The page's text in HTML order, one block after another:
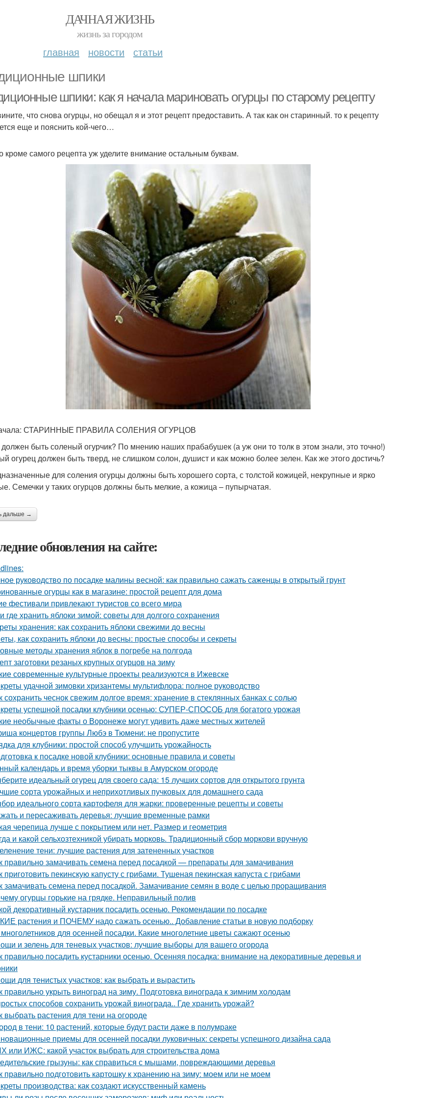
ДАЧНАЯ ЖИЗНЬ
жизнь за городом
главная новости статьи
шпики
шпики: как я начала мариновать огурцы по старому рецепту
что снова огурцы, но обещал я и этот рецепт предоставить. А так как он старинный. то к рецепту
еще и пояснить кой-чего…
кроме самого рецепта уж уделите внимание остальным буквам.
СТАРИННЫЕ ПРАВИЛА СОЛЕНИЯ ОГУРЦОВ
быть соленый огурчик? По мнению наших прабабушек (а уж они то толк в этом знали, это точно!)
огурец должен быть тверд, не слишком солон, душист и как можно более зелен. Как же этого достичь?
для соления огурцы должны быть хорошего сорта, с толстой кожицей, некрупные и ярко
Семечки у таких огурцов должны быть мелкие, а кожица – пупырчатая.
дальше →
обновления на сайте:
руководство по посадке малины весной: как правильно сажать саженцы в открытый грунт
огурцы как в магазине: простой рецепт для дома
фестивали привлекают туристов со всего мира
где хранить яблоки зимой: советы для долгого сохранения
хранения: как сохранить яблоки свежими до весны
как сохранить яблоки до весны: простые способы и секреты
методы хранения яблок в погребе на полгода
заготовки резаных крупных огурцов на зиму
современные культурные проекты реализуются в Ижевске
удачной зимовки хризантемы мультифлора: полное руководство
сохранить чеснок свежим долгое время: хранение в стеклянных банках с солью
успешной посадки клубники осенью: СУПЕР-СПОСОБ для богатого урожая
необычные факты о Воронеже могут удивить даже местных жителей
концертов группы Любэ в Тюмени: не пропустите
для клубники: простой способ улучшить урожайность
к посадке новой клубники: основные правила и советы
календарь и время уборки тыквы в Амурском огороде
идеальный огурец для своего сада: 15 лучших сортов для открытого грунта
сорта урожайных и неприхотливых пучковых для домашнего сада
идеального сорта картофеля для жарки: проверенные рецепты и советы
и пересаживать деревья: лучшие временные рамки
черепица лучше с покрытием или нет. Размер и геометрия
и какой сельхозтехникой убирать морковь. Традиционный сбор моркови вручную
тени: лучшие растения для затененных участков
правильно замачивать семена перед посадкой — препараты для замачивания
приготовить пекинскую капусту с грибами. Тушеная пекинская капуста с грибами
замачивать семена перед посадкой. Замачивание семян в воде с целью проращивания
огурцы горькие на грядке. Неправильный полив
декоративный кустарник посадить осенью. Рекомендации по посадке
растения и ПОЧЕМУ надо сажать осенью.. Добавление статьи в новую подборку
для осенней посадки. Какие многолетние цветы сажают осенью
и зелень для теневых участков: лучшие выборы для вашего огорода
правильно посадить кустарники осенью. Осенняя посадка: внимание на декоративные деревья и
для тенистых участков: как выбрать и вырастить
правильно укрыть виноград на зиму. Подготовка винограда к зимним холодам
способов сохранить урожай винограда.. Где хранить урожай?
выбрать растения для тени на огороде
в тени: 10 растений, которые будут расти даже в полумраке
приемы для осенней посадки луковичных: секреты успешного дизайна сада
или ИЖС: какой участок выбрать для строительства дома
грызуны: как справиться с мышами, повреждающими деревья
правильно подготовить картошку к хранению на зиму: моем или не моем
производства: как создают искусственный камень